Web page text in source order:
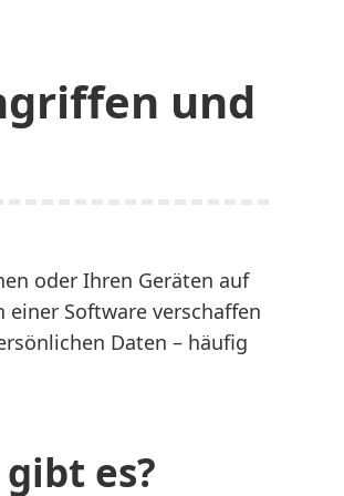
und
oder Ihren Geräten auf
Software verschaffen
Daten – häufig
es?